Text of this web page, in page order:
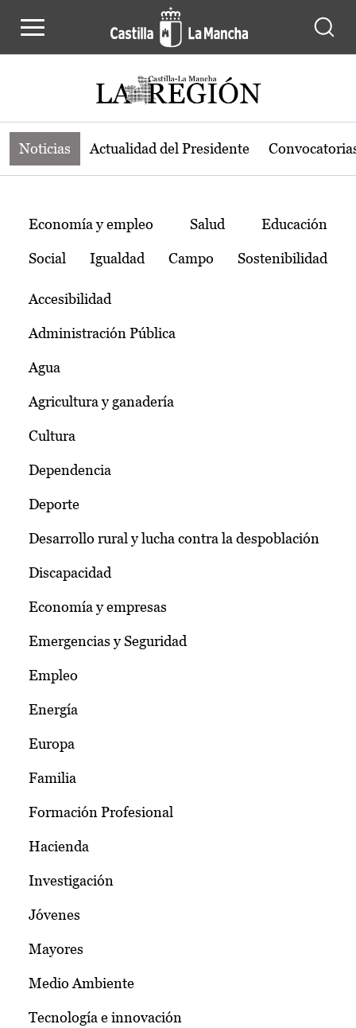
Noticias de la región de Castilla-La
Noticias Actualidad del Presidente
Temas
Economía y empleo Salud Educación
Social Igualdad Campo Sostenibilidad
Accesibilidad
Administración Pública
Agua
Agricultura y ganadería
Cultura
Dependencia
Deporte
Desarrollo rural y lucha contra la despoblación
Discapacidad
Economía y empresas
Emergencias y Seguridad
Empleo
Energía
Europa
Familia
Formación Profesional
Hacienda
Investigación
Jóvenes
Mayores
Medio Ambiente
Tecnología e innovación